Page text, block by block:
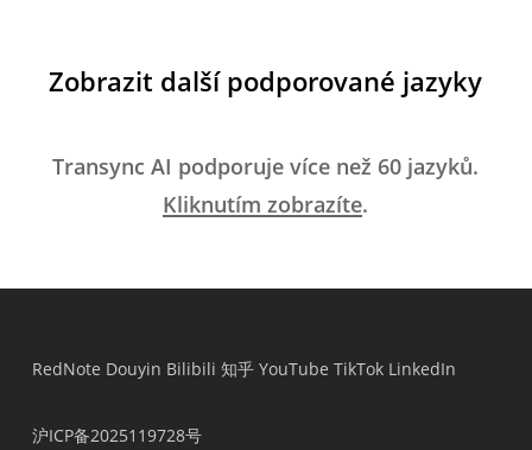
Zobrazit další podporované jazyky
Transync AI podporuje více než 60 jazyků.
Kliknutím zobrazíte.
RedNote Douyin Bilibili 知乎 YouTube TikTok LinkedIn
沪ICP备2025119728号